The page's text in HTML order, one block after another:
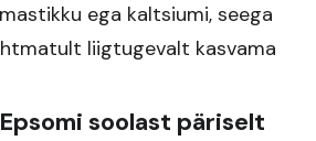
ega kaltsiumi, seega
liigtugevalt kasvama​
soolast päriselt